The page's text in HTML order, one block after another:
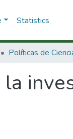
Statistics